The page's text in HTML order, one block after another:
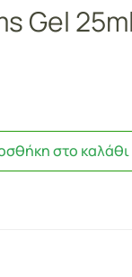
Gel 25ml
στο καλάθι